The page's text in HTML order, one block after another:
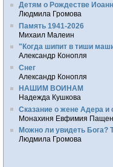
Детям о Рождестве
Людмила Громова
Память 1941-2026
Михаил Малеин
"Когда шипит в тиши
Александр Конопля
Снег
Александр Конопля
НАШИМ ВОИНАМ
Надежда Кушкова
Сказание о жене Адера
Монахиня Евфимия
Можно ли увидеть Бога?
Людмила Громова